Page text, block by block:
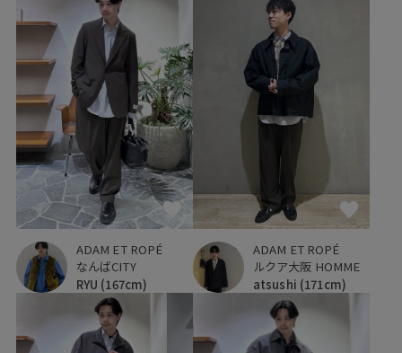
ADAM ET ROPÉ
なんばCITY
RYU (167cm)
ADAM ET ROPÉ
ルクア大阪 HOMME
atsushi (171cm)